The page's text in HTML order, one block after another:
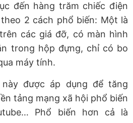
đến hàng trăm chiếc điện
2 cách phổ biến: Một là
các giá đỡ, có màn hình
trong hộp đựng, chỉ có bo
máy tính.
được áp dụng để tăng
tảng mạng xã hội phổ biến
Phổ biến hơn cả là